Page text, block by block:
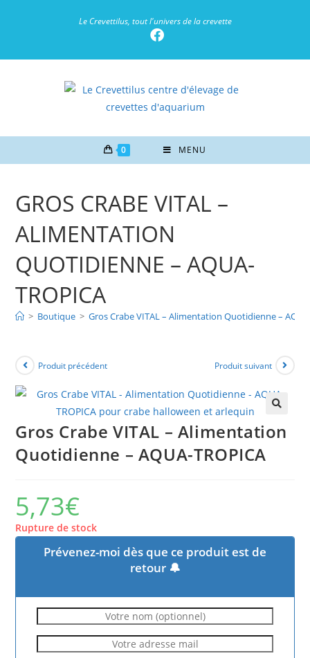
Le Crevettilus, tout l'univers de la crevette
0 MENU
GROS CRABE VITAL –
ALIMENTATION
QUOTIDIENNE – AQUA-
TROPICA
> Boutique > Gros Crabe VITAL – Alimentation Quotidienne –
Produit précédent Produit suivant
Gros Crabe VITAL – Alimentation
Quotidienne – AQUA-TROPICA
5,73€
Rupture de stock
Prévenez-moi dès que ce produit est de
retour 🔔